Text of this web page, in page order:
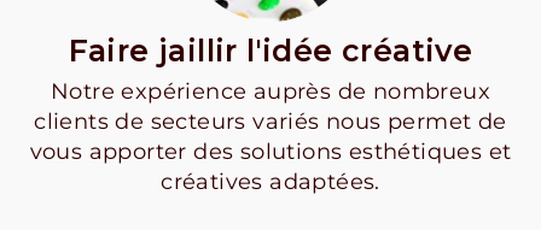
Faire jaillir l'idée créative
Notre expérience auprès de nombreux
clients de secteurs variés nous permet de
vous apporter des solutions esthétiques et
créatives adaptées.